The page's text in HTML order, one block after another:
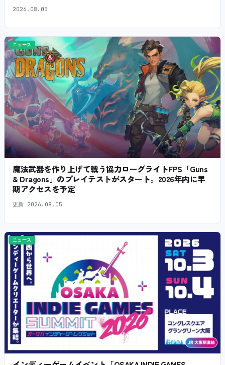
2026.08.05
ニュース
魔法武器を作り上げて戦う協力ローグライトFPS「Guns
& Dragons」のプレイテストがスタート。2026年内に早
期アクセスを予定
更新 2026.08.05
ニュース